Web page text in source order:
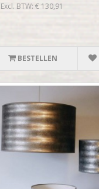
Excl. BTW: € 130,91
BESTELLEN